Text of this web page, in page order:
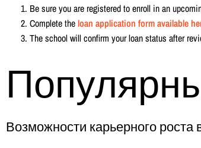
Be sure you are registered to enroll in an
Complete theloan application form available
The school will confirm your loan status after
Возможности карьерного